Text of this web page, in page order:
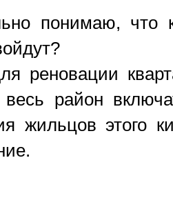
понимаю, что
реновации
весь район
жильцов этого